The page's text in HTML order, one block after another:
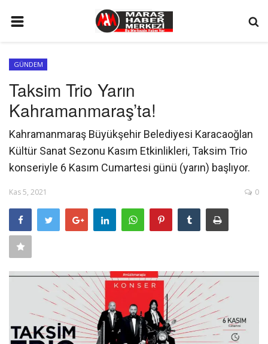
GÜNDEM
SİYASET
EKONOMİ
EĞİTİM
SPOR
İLETİŞİM
KÜNYE
FOTO GALERİ
KÜLTÜR SANAT
SAĞLIK
FİRMA HABER
OTURUM AÇ
GÜNDEM
Taksim Trio Yarın
Kahramanmaraş’ta!
Kahramanmaraş Büyükşehir Belediyesi Karacaoğlan
Kültür Sanat Sezonu Kasım Etkinlikleri, Taksim Trio
konseriyle 6 Kasım Cumartesi günü (yarın) başlıyor.
Kas 5, 2021 0